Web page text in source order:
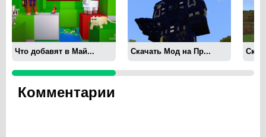
Что добавят в Май... Скачать Мод на Пр...
Комментарии